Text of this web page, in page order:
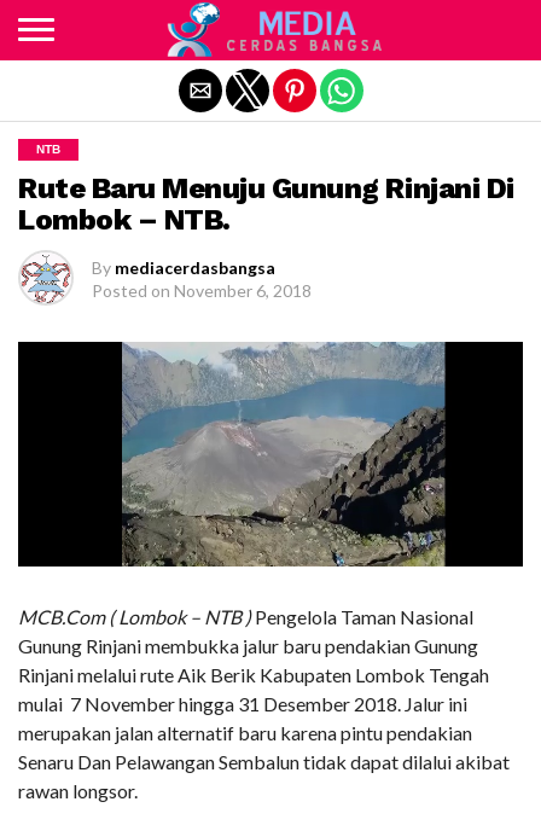
NTB
Rute Baru Menuju Gunung Rinjani Di
Lombok – NTB.
By mediacerdasbangsa
Posted on November 6, 2018
MCB.Com ( Lombok – NTB )Pengelola Taman Nasional
Gunung Rinjani membukka jalur baru pendakian Gunung
Rinjani melalui rute Aik Berik Kabupaten Lombok Tengah
mulai 7 November hingga 31 Desember 2018. Jalur ini
merupakan jalan alternatif baru karena pintu pendakian
Senaru Dan Pelawangan Sembalun tidak dapat dilalui akibat
rawan longsor.
Exit mobile version